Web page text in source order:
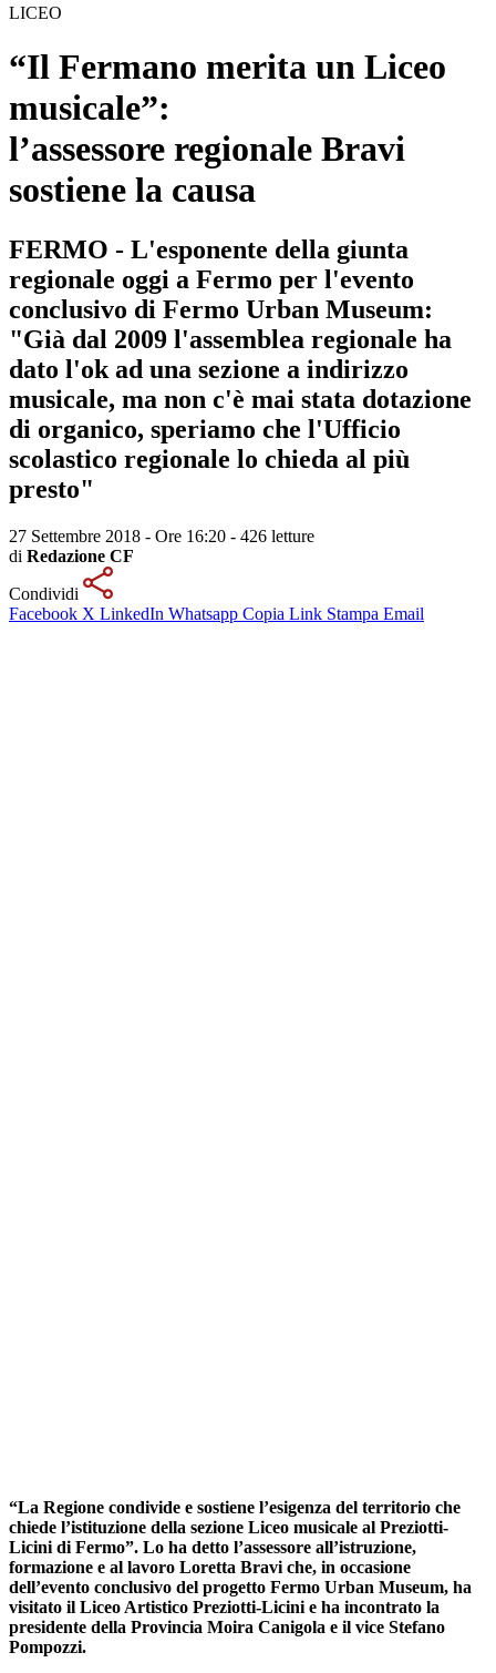
LICEO
“Il Fermano merita un Liceo
musicale”:
l’assessore regionale Bravi
sostiene la causa
FERMO - L'esponente della giunta
regionale oggi a Fermo per l'evento
conclusivo di Fermo Urban Museum:
"Già dal 2009 l'assemblea regionale ha
dato l'ok ad una sezione a indirizzo
musicale, ma non c'è mai stata dotazione
di organico, speriamo che l'Ufficio
scolastico regionale lo chieda al più
presto"
27 Settembre 2018 - Ore 16:20 - 426 letture
di Redazione CF
Condividi
Facebook X LinkedIn Whatsapp Copia Link Stampa Email
“La Regione condivide e sostiene l’esigenza del territorio che
chiede l’istituzione della sezione Liceo musicale al Preziotti-
Licini di Fermo”. Lo ha detto l’assessore all’istruzione,
formazione e al lavoro Loretta Bravi che, in occasione
dell’evento conclusivo del progetto Fermo Urban Museum, ha
visitato il Liceo Artistico Preziotti-Licini e ha incontrato la
presidente della Provincia Moira Canigola e il vice Stefano
Pompozzi.